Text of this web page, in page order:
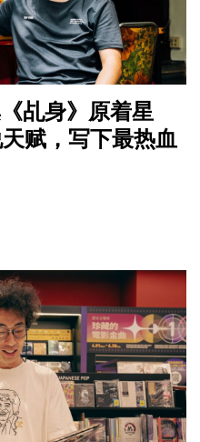
乩身》原着星
赋，写下最热血